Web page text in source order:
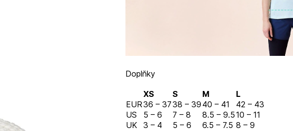
Doplňky
XS S M
L
EUR36 – 3738 – 39 40 – 41
42 – 43
US
5 – 6 7 – 8 8.5 – 9.510 – 11
UK
3 – 4 5 – 6 6.5 – 7.5 8 – 9